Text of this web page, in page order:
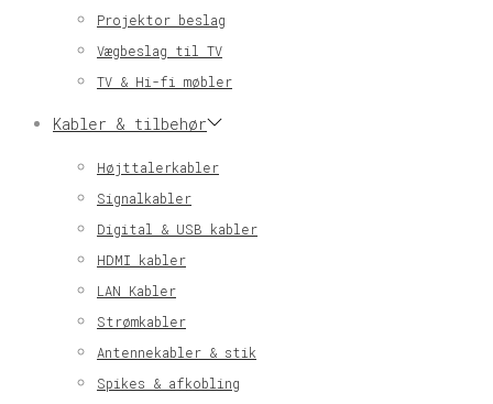
Projektor beslag
Vægbeslag til TV
TV & Hi-fi møbler
Kabler & tilbehør
Højttalerkabler
Signalkabler
Digital & USB kabler
HDMI kabler
LAN Kabler
Strømkabler
Antennekabler & stik
Spikes & afkobling